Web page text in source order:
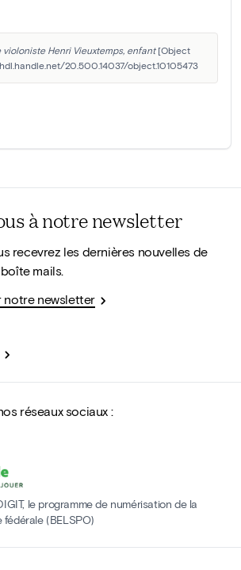
violoniste Henri Vieuxtemps, enfant [Object
20.500.14037/object.10105473
à notre newsletter
recevrez les dernières nouvelles de
mails.
notre newsletter
réseaux sociaux :
le programme de numérisation de la
(BELSPO)